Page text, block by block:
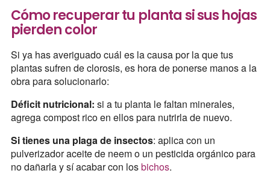
Cómo recuperar tu planta si sus hojas
pierden color
Si ya has averiguado cuál es la causa por la que tus
plantas sufren de clorosis, es hora de ponerse manos a la
obra para solucionarlo:
Déficit nutricional: si a tu planta le faltan minerales,
agrega compost rico en ellos para nutrirla de nuevo.
Si tienes una plaga de insectos: aplica con un
pulverizador aceite de neem o un pesticida orgánico para
no dañarla y sí acabar con losbichos.